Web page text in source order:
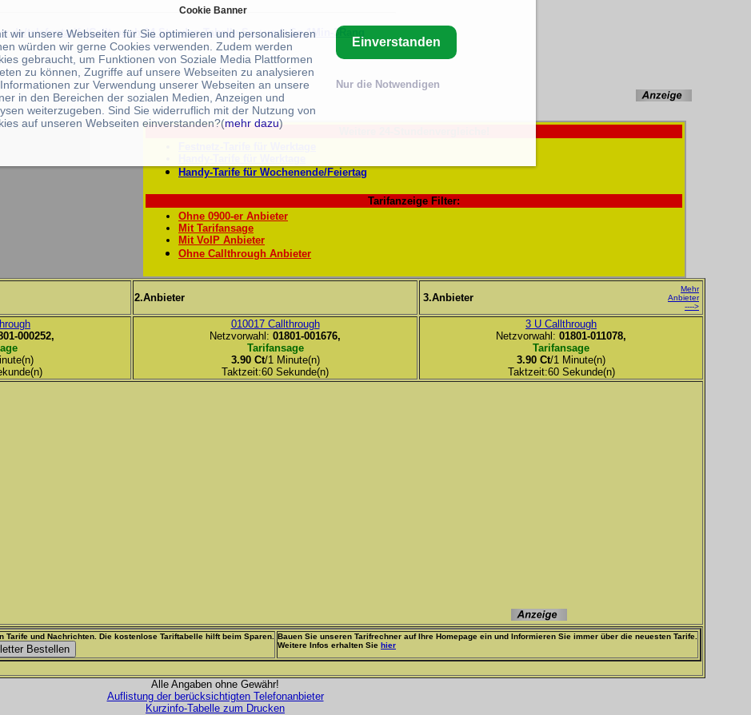
telefontarife/Calltrough-24 Stunden-Tabelle-Sa.+und+So-1Min-3Rang
Handy-Tarife für Wochenende/Feiertag
Tarifanzeige Filter:
Ohne 0900-er Anbieter
Mit Tarifansage
Mit VoIP Anbieter
Ohne Callthrough Anbieter
2.Anbieter 3.Anbieter
Mehr
Anbieter
---->
000252,
010017 Callthrough
Netzvorwahl: 01801-001676,
Tarifansage
3.90 Ct/1 Minute(n)
Taktzeit:60 Sekunde(n)
3 U Callthrough
Netzvorwahl: 01801-011078,
Tarifansage
3.90 Ct/1 Minute(n)
Taktzeit:60 Sekunde(n)
und Nachrichten. Die kostenlose Tariftabelle hilft beim Sparen.
Bauen Sie unseren Tarifrechner auf Ihre Homepage ein und Informieren Sie immer über die neuesten Tarife.
Weitere Infos erhalten Sie hier
Alle Angaben ohne Gewähr!
Auflistung der berücksichtigten Telefonanbieter
Kurzinfo-Tabelle zum Drucken
Cookie Banner
wir unsere Webseiten für Sie optimieren und personalisieren
würden wir gerne Cookies verwenden. Zudem werden
gebraucht, um Funktionen von Soziale Media Plattformen
zu können, Zugriffe auf unsere Webseiten zu analysieren
zur Verwendung unserer Webseiten an unsere
in den Bereichen der sozialen Medien, Anzeigen und
weiterzugeben. Sind Sie widerruflich mit der Nutzung von
auf unseren Webseiten einverstanden?(mehr dazu)
Einverstanden
Nur die Notwendigen